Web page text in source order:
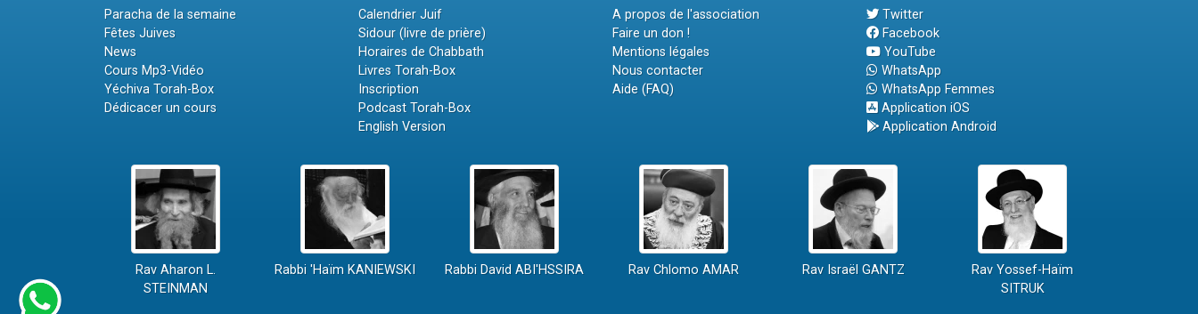
Paracha de la semaine
Fêtes Juives
News
Cours Mp3-Vidéo
Yéchiva Torah-Box
Dédicacer un cours
Calendrier Juif
Sidour (livre de prière)
Horaires de Chabbath
Livres Torah-Box
Inscription
Podcast Torah-Box
English Version
A propos de l'association
Faire un don !
Mentions légales
Nous contacter
Aide (FAQ)
Twitter
Facebook
YouTube
WhatsApp
WhatsApp Femmes
Application iOS
Application Android
Rav Aharon L.
STEINMAN
Rabbi 'Haïm KANIEWSKI Rabbi David ABI'HSSIRA Rav Chlomo AMAR Rav Israël GANTZ
Rav Yossef-Haïm
SITRUK